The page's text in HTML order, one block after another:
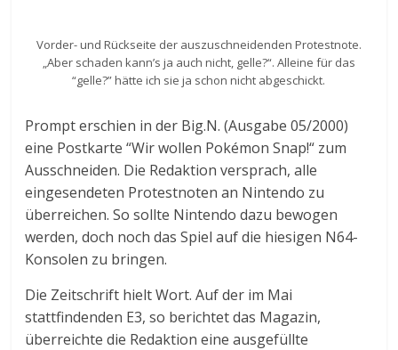
Vorder- und Rückseite der auszuschneidenden Protestnote.
„Aber schaden kann’s ja auch nicht, gelle?“. Alleine für das
“gelle?” hätte ich sie ja schon nicht abgeschickt.
Prompt erschien in der Big.N. (Ausgabe 05/2000)
eine Postkarte “Wir wollen Pokémon Snap!“ zum
Ausschneiden. Die Redaktion versprach, alle
eingesendeten Protestnoten an Nintendo zu
überreichen. So sollte Nintendo dazu bewogen
werden, doch noch das Spiel auf die hiesigen N64-
Konsolen zu bringen.
Die Zeitschrift hielt Wort. Auf der im Mai
stattfindenden E3, so berichtet das Magazin,
überreichte die Redaktion eine ausgefüllte